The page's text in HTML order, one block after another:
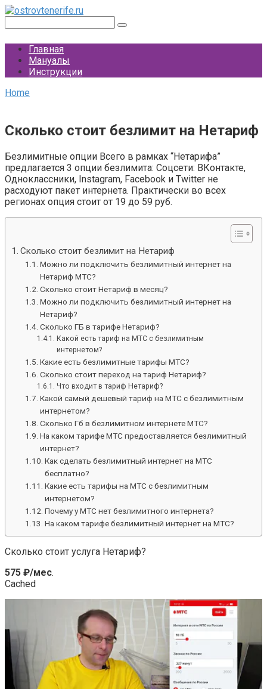
Перейти
контенту
Главная
Мануалы
Инструкции
Home
Сколько стоит безлимит на Нетариф
Безлимитные опции Всего в рамках “Нетарифа”
предлагается 3 опции безлимита: Соцсети: ВКонтакте,
Одноклассники, Instagram, Facebook и Twitter не
расходуют пакет интернета. Практически во всех
регионах опция стоит от 19 до 59 руб.
Сколько стоит безлимит на Нетариф
Можно ли подключить безлимитный интернет на
Нетариф МТС?
Сколько стоит Нетариф в месяц?
Можно ли подключить безлимитный интернет на
Нетариф?
Сколько ГБ в тарифе Нетариф?
Какой есть тариф на МТС с безлимитным
интернетом?
Какие есть безлимитные тарифы МТС?
Сколько стоит переход на тариф Нетариф?
Что входит в тариф Нетариф?
Какой самый дешевый тариф на МТС с безлимитным
интернетом?
Сколько Гб в безлимитном интернете МТС?
На каком тарифе МТС предоставляется безлимитный
интернет?
Как сделать безлимитный интернет на МТС
бесплатно?
Какие есть тарифы на МТС с безлимитным
интернетом?
Почему у МТС нет безлимитного интернета?
На каком тарифе безлимитный интернет на МТС?
Сколько стоит услуга Нетариф?
575 ₽/мес.
Cached